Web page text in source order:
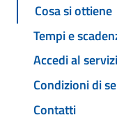
Cosa si ottiene
Tempi e
Accedi al
Condizioni di
Contatti